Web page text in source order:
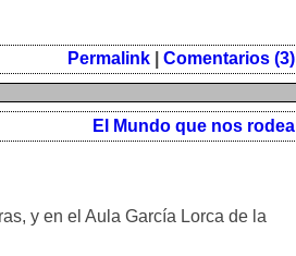
Permalink Comentarios (3)
El Mundo que nos rodea
y en el Aula García Lorca de la